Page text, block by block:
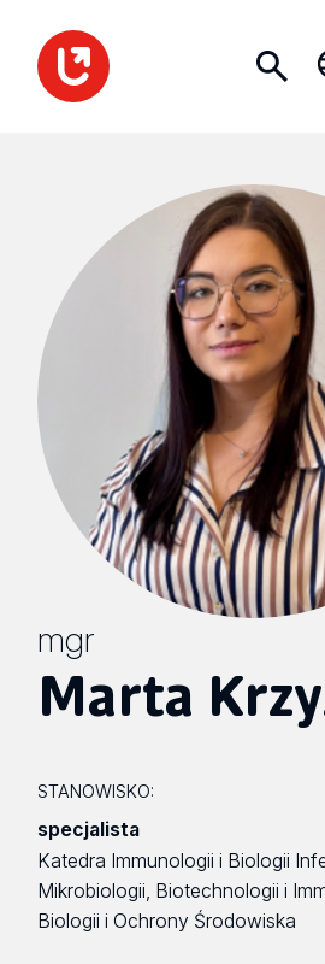
mgr
Marta
STANOWISKO:
specjalista
Katedra Immunologii i Biologii
Mikrobiologii, Biotechnologii i
Biologii i Ochrony Środowiska